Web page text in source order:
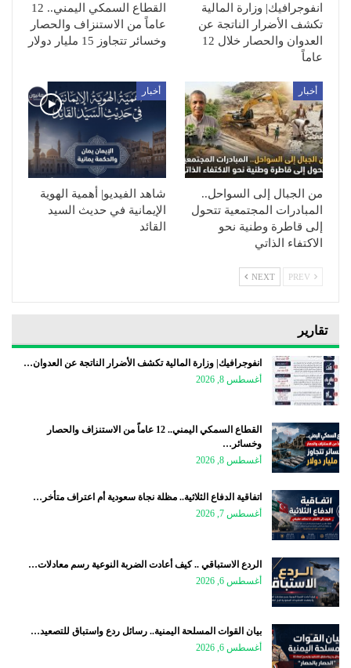
انفوجرافيك| وزارة المالية
تكشف الأضرار الناتجة عن
العدوان والحصار خلال 12
عاماً
القطاع السمكي اليمني.. 12
عاماً من الاستنزاف والحصار
وخسائر تتجاوز 15 مليار دولار
أخبار
من الجبال إلى السواحل..
المبادرات المجتمعية تتحول
إلى قاطرة وطنية نحو
الاكتفاء الذاتي
أخبار
شاهد الفيديو| أهمية الهوية
الإيمانية في حديث السيد
القائد
NEXT
تقارير
انفوجرافيك| وزارة المالية تكشف الأضرار الناتجة عن العدوان…
أغسطس 8, 2026
القطاع السمكي اليمني.. 12 عاماً من الاستنزاف والحصار
وخسائر…
أغسطس 8, 2026
اتفاقية الدفاع الثلاثية.. مظلة نجاة سعودية أم اعتراف متأخر…
أغسطس 7, 2026
الردع الاستباقي .. كيف أعادت الضربة النوعية رسم معادلات…
أغسطس 6, 2026
بيان القوات المسلحة اليمنية.. رسائل ردع واستباق للتصعيد…
أغسطس 6, 2026